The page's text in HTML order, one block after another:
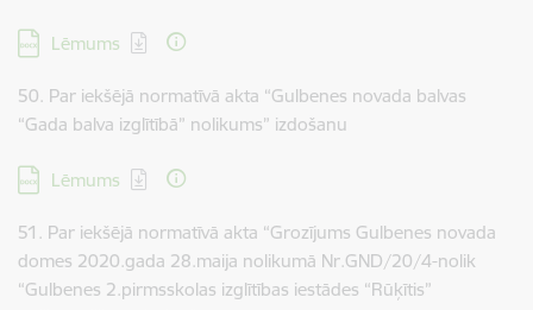
Lejupielādēt:
Lēmums
50. Par iekšējā normatīvā akta “Gulbenes novada balvas
“Gada balva izglītībā” nolikums” izdošanu
Lejupielādēt:
Lēmums
51. Par iekšējā normatīvā akta “Grozījums Gulbenes novada
domes 2020.gada 28.maija nolikumā Nr.GND/20/4-nolik
“Gulbenes 2.pirmsskolas izglītības iestādes “Rūķītis”